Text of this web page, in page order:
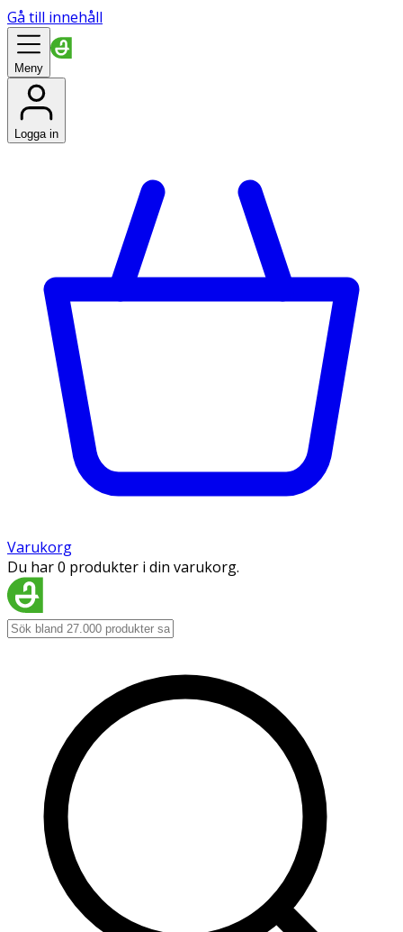
Gå till innehåll
Meny
Logga in
Varukorg
Du har 0 produkter i din varukorg.